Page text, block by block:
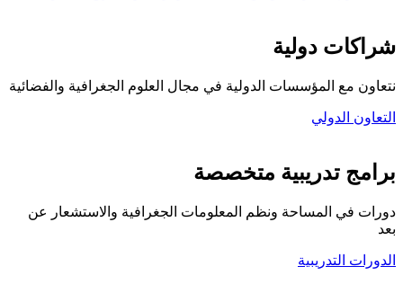
شراكات دولية
نتعاون مع المؤسسات الدولية في مجال العلوم الجغرافية والفضائية
التعاون الدولي
برامج تدريبية متخصصة
دورات في المساحة ونظم المعلومات الجغرافية والاستشعار عن
بعد
الدورات التدريبية